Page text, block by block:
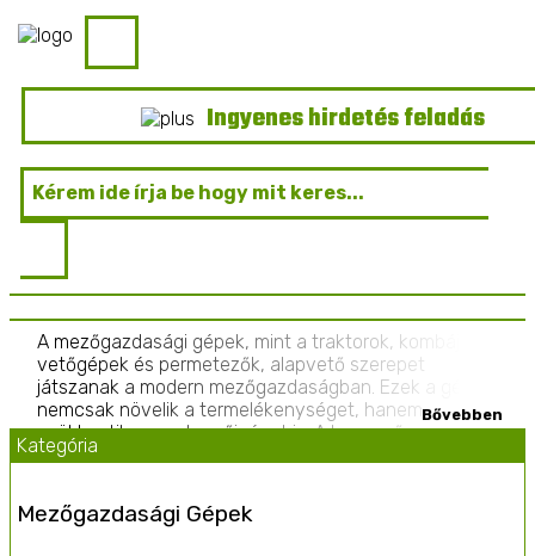
Ingyenes hirdetés feladás
A mezőgazdasági gépek, mint a traktorok, kombájnok,
vetőgépek és permetezők, alapvető szerepet
játszanak a modern mezőgazdaságban. Ezek a gépek
nemcsak növelik a termelékenységet, hanem
csökkentik a munkaerőigényt is. A korszerű
technológia alkalmazása, például a GPS-alapú
terménykezelés optimalizálását, csökkentve ezzel a
költségeket és a környezetre gyakorolt hatást. Az
Kategória
Mezőgazdasági Gépek